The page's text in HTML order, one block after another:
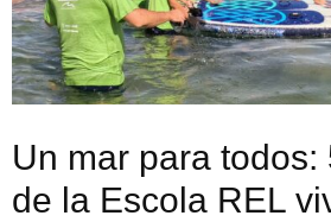
Un mar para todos:
de la Escola REL